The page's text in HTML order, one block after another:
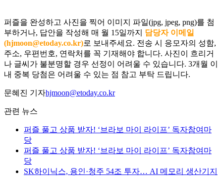
퍼즐을 완성하고 사진을 찍어 이미지 파일(jpg, jpeg, png)를 첨
부하거나, 답안을 작성해 매 월 15일까지 담당자 이메일
(hjmoon@etoday.co.kr)로 보내주세요. 전송 시 응모자의 성함,
주소, 우편번호, 연락처를 꼭 기재해야 합니다. 사진이 흐리거
나 글씨가 불분명할 경우 선정이 어려울 수 있습니다. 3개월 이
내 중복 당첨은 어려울 수 있는 점 참고 부탁 드립니다.
문혜진 기자hjmoon@etoday.co.kr
관련 뉴스
퍼즐 풀고 상품 받자! ‘브라보 마이 라이프’ 독자참여마
당
퍼즐 풀고 상품 받자! ‘브라보 마이 라이프’ 독자참여마
당
SK하이닉스, 용인·청주 54조 투자… AI 메모리 생산기지